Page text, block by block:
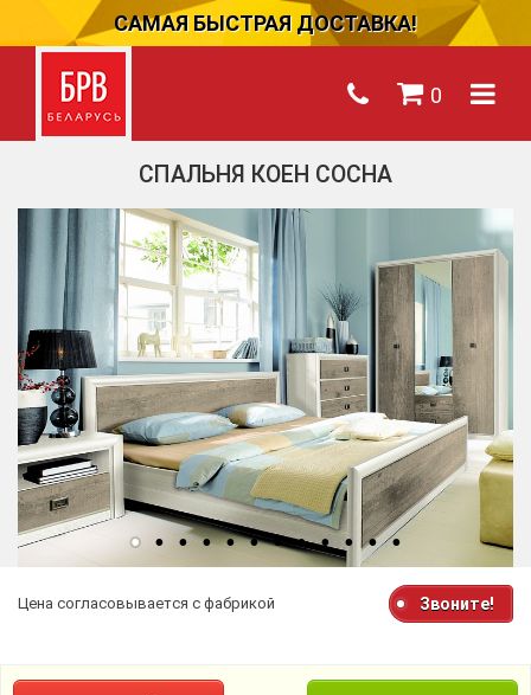
САМАЯ БЫСТРАЯ ДОСТАВКА!
0
СПАЛЬНЯ КОЕН СОСНА
Цена согласовывается с фабрикой Звоните!